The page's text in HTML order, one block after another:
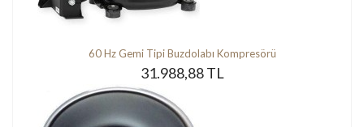
60 Hz Gemi Tipi Buzdolabı Kompresörü
31.988,88 TL